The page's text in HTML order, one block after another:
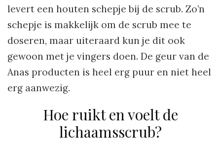
levert een houten schepje bij de scrub. Zo’n
schepje is makkelijk om de scrub mee te
doseren, maar uiteraard kun je dit ook
gewoon met je vingers doen. De geur van de
Anas producten is heel erg puur en niet heel
erg aanwezig.
Hoe ruikt en voelt de
lichaamsscrub?